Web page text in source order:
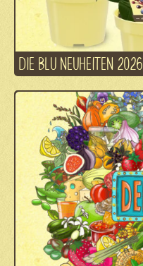
DIE BLU NEUHEITEN 2026